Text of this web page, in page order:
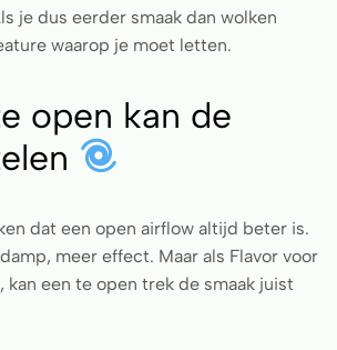
je dus eerder smaak dan wolken
waarop je moet letten.
open kan de
dat een open airflow altijd beter is.
meer effect. Maar als Flavor voor
kan een te open trek de smaak juist